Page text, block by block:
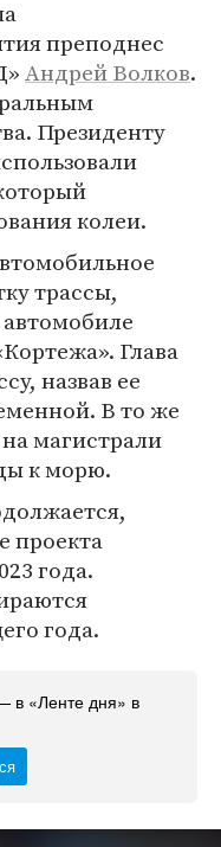
преподнес
Андрей Волков.
Президенту
колеи.
трассы,
Глава
назвав ее
В то же
магистрали
к морю.
проекта
года.
года.
в «Ленте дня» в